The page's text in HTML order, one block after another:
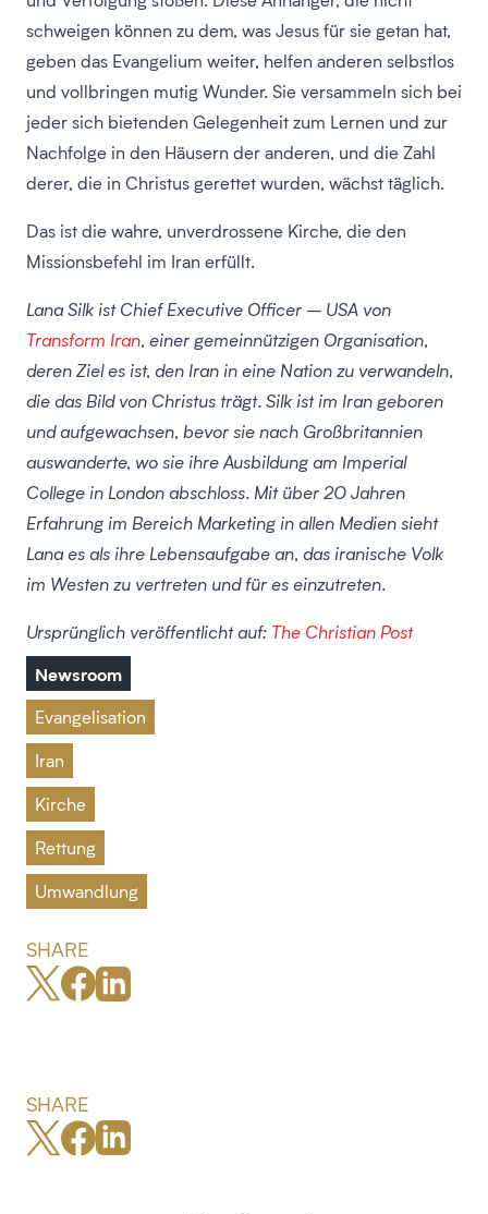
schweigen können zu dem, was Jesus für sie getan hat,
geben das Evangelium weiter, helfen anderen selbstlos
und vollbringen mutig Wunder. Sie versammeln sich bei
jeder sich bietenden Gelegenheit zum Lernen und zur
Nachfolge in den Häusern der anderen, und die Zahl
derer, die in Christus gerettet wurden, wächst täglich.
Das ist die wahre, unverdrossene Kirche, die den
Missionsbefehl im Iran erfüllt.
Lana Silk ist Chief Executive Officer – USA von
Transform Iran, einer gemeinnützigen Organisation,
deren Ziel es ist, den Iran in eine Nation zu verwandeln,
die das Bild von Christus trägt. Silk ist im Iran geboren
und aufgewachsen, bevor sie nach Großbritannien
auswanderte, wo sie ihre Ausbildung am Imperial
College in London abschloss. Mit über 20 Jahren
Erfahrung im Bereich Marketing in allen Medien sieht
Lana es als ihre Lebensaufgabe an, das iranische Volk
im Westen zu vertreten und für es einzutreten.
Ursprünglich veröffentlicht auf: The Christian Post
Newsroom
Evangelisation
Iran
Kirche
Rettung
Umwandlung
SHARE
SHARE